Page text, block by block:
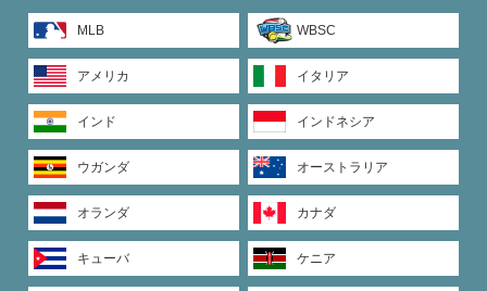
2022年4月15日
"世界の野球"ヒマラヤ
を北に望む国ネパール
の野球「...
"世界の野球"ヒマラヤ
を北に望む国ネパール
2021年12月22日
"世界の野球"ヒマラヤ
を北に望む国ネパール
の野球「...
MLB WBSC
アメリカ イタリア
インド インドネシア
ウガンダ オーストラリア
オランダ カナダ
キューバ ケニア